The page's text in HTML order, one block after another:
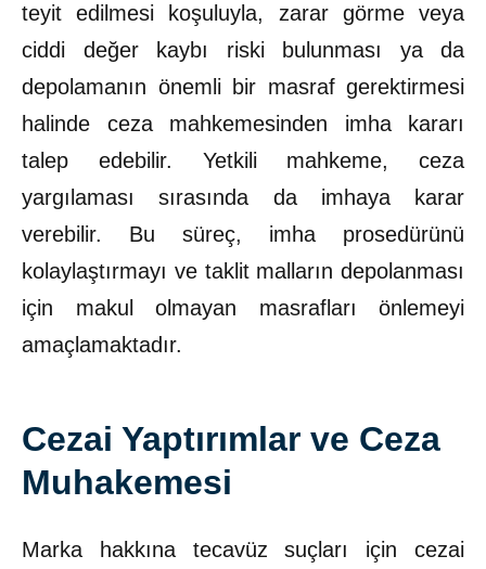
teyit edilmesi koşuluyla, zarar görme veya
ciddi değer kaybı riski bulunması ya da
depolamanın önemli bir masraf gerektirmesi
halinde ceza mahkemesinden imha kararı
talep edebilir. Yetkili mahkeme, ceza
yargılaması sırasında da imhaya karar
verebilir. Bu süreç, imha prosedürünü
kolaylaştırmayı ve taklit malların depolanması
için makul olmayan masrafları önlemeyi
amaçlamaktadır.
Cezai Yaptırımlar ve Ceza
Muhakemesi
Marka hakkına tecavüz suçları için cezai